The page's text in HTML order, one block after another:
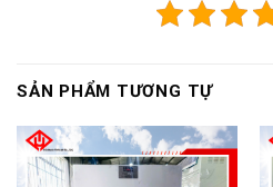
SẢN PHẨM TƯƠNG TỰ